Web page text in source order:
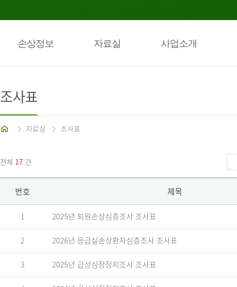
손상정보 자료실 사업소개
조사표
홈 자료실 조사표
전체 17 건
번호 제목
1 2025년 퇴원손상심층조사 조사표
2 2026년 응급실손상환자심층조사 조사표
3 2025년 급성심장정지조사 조사표